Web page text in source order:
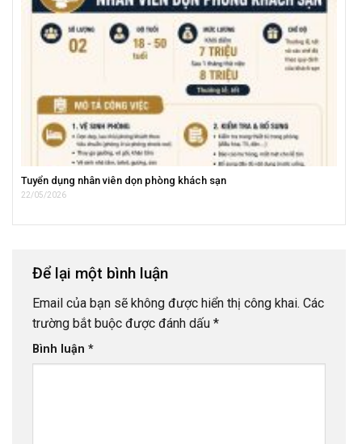
Tuyển dụng nhân viên dọn phòng khách sạn
22/05/2026
Để lại một bình luận
Email của bạn sẽ không được hiển thị công khai. Các
trường bắt buộc được đánh dấu *
Bình luận *